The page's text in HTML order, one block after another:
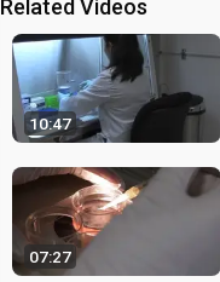
Related Videos
10:47
07:27